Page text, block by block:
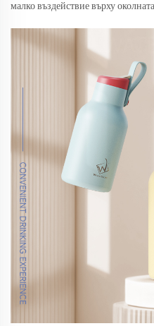
малко въздействие върху околната